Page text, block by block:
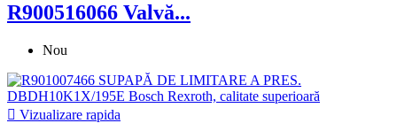
R900516066 Valvă...
Nou
 Vizualizare rapida